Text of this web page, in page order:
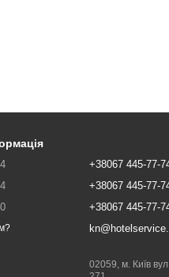
+38067 445-77-
+38067 445-77-
+38067 445-77-
02059, м. Київ